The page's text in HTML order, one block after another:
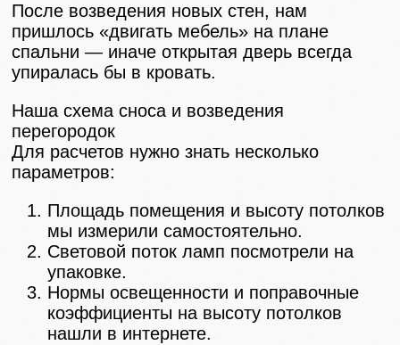
После возведения новых стен, нам
пришлось «двигать мебель» на плане
спальни — иначе открытая дверь всегда
упиралась бы в кровать.
Наша схема сноса и возведения
перегородок
Для расчетов нужно знать несколько
параметров:
Площадь помещения и высоту потолков
мы измерили самостоятельно.
Световой поток ламп посмотрели на
упаковке.
Нормы освещенности и поправочные
коэффициенты на высоту потолков
нашли в интернете.